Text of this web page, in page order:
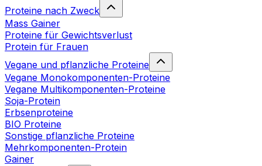
Proteine nach Zweck
Mass Gainer
Proteine für Gewichtsverlust
Protein für Frauen
Vegane und pflanzliche Proteine
Vegane Monokomponenten-Proteine
Vegane Multikomponenten-Proteine
Soja-Protein
Erbsenproteine
BIO Proteine
Sonstige pflanzliche Proteine
Mehrkomponenten-Protein
Gainer